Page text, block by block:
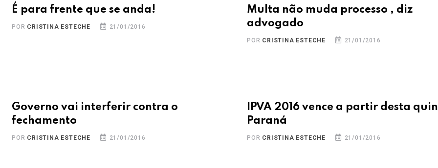
É para frente que se anda!
POR CRISTINA ESTECHE 21/01/2016
Multa não muda processo , diz
advogado
POR CRISTINA ESTECHE 21/01/2016
Governo vai interferir contra o
fechamento
POR CRISTINA ESTECHE 21/01/2016
IPVA 2016 vence a partir desta
Paraná
POR CRISTINA ESTECHE 21/01/2016